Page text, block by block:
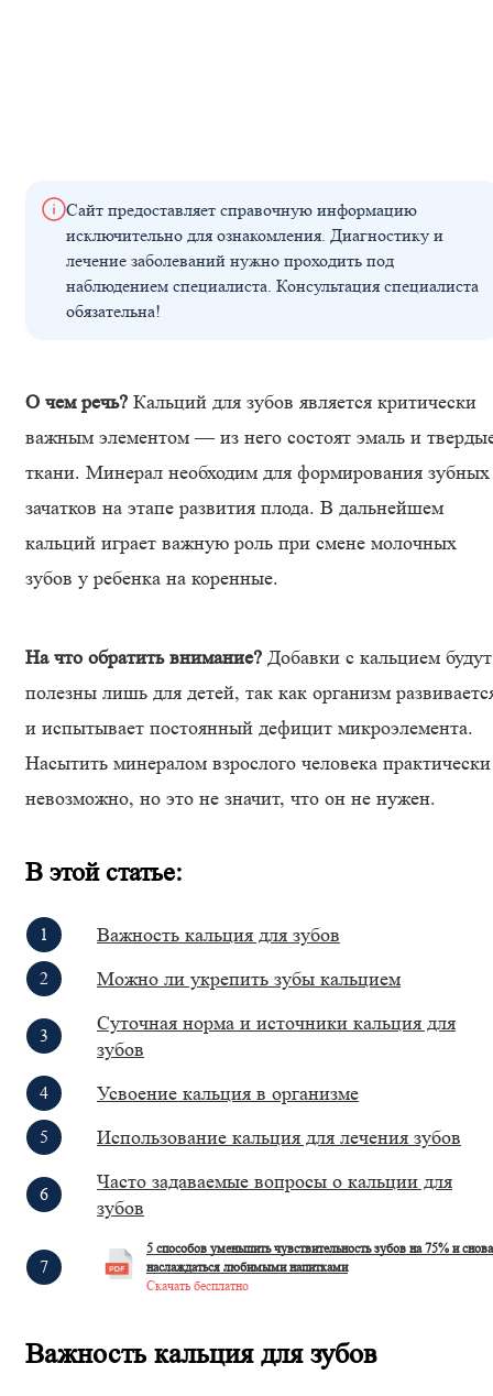
Сайт предоставляет справочную информацию
исключительно для ознакомления. Диагностику и
лечение заболеваний нужно проходить под
наблюдением специалиста. Консультация специалиста
обязательна!
О чем речь? Кальций для зубов является критически
важным элементом — из него состоят эмаль и
ткани. Минерал необходим для формирования зубных
зачатков на этапе развития плода. В дальнейшем
кальций играет важную роль при смене молочных
зубов у ребенка на коренные.
На что обратить внимание? Добавки с кальцием будут
полезны лишь для детей, так как организм
и испытывает постоянный дефицит микроэлемента.
Насытить минералом взрослого человека практически
невозможно, но это не значит, что он не нужен.
В этой статье:
Важность кальция для зубов
Можно ли укрепить зубы кальцием
Суточная норма и источники кальция для
зубов
Усвоение кальция в организме
Использование кальция для лечения зубов
Часто задаваемые вопросы о кальции для
зубов
5 способов уменьшить чувствительность зубов на 75% и снова
наслаждаться любимыми напитками
Скачать бесплатно
Важность кальция для зубов